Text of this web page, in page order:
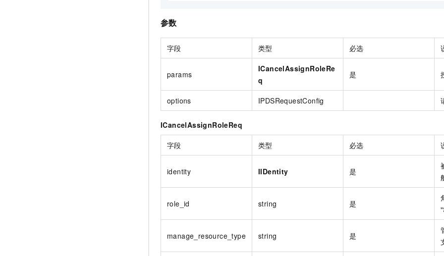
参数
字段 类型 必选
params
ICancelAssignRoleRe
q
是
options IPDSRequestConfig
ICancelAssignRoleReq
字段 类型 必选
identity IIDentity 是
role_id string 是
manage_resource_type string 是